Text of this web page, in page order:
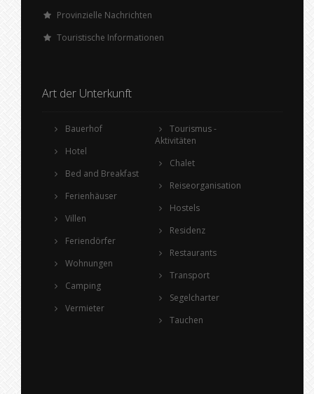
Provinzielle Nachrichten
Touristische Informationen
Art der Unterkunft
Bauerhof
Hotel
Bed and Breakfast
Ferienhäuser
Villen
Feriendörfer
Wohnungen
Camping
Vermieter
Tourismus -
Aktivitäten
Chalet
Reiseorganisation
Hostels
Residenz
Restaurants
Transport
Segelcharter
Tauchen